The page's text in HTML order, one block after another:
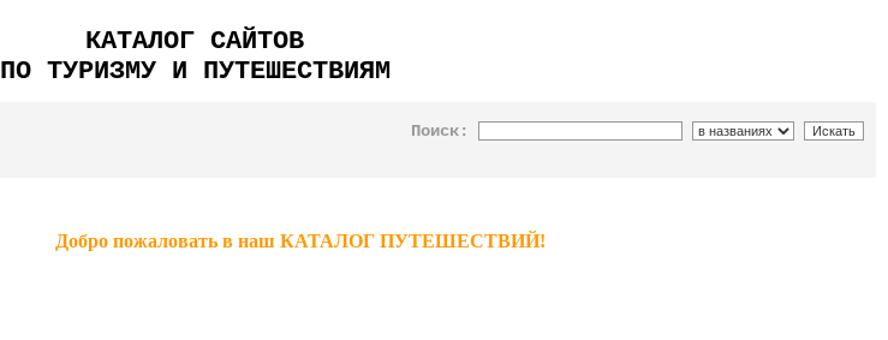
КАТАЛОГ САЙТОВ
ПО ТУРИЗМУ И ПУТЕШЕСТВИЯМ
Поиск:
Добро пожаловать в наш КАТАЛОГ ПУТЕШЕСТВИЙ!